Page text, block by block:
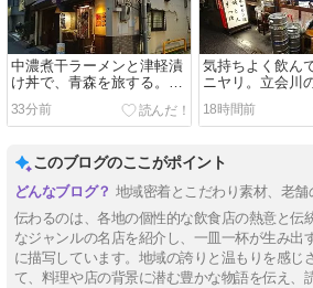
中濃煮干ラーメンと津軽漬
け丼で、青森を旅する。神
保町『鉢銀』
33分前
気持ちよく飲ん
ニヤリ。立会川
『もつ焼 信』
18時間前
このブログのここがポイント
地域密着とこだわり素材、老舗
伝わるのは、各地の個性的な飲食店の熱意と伝
なジャンルの名店を紹介し、一皿一杯が生み出
に描写しています。地域の誇りと温もりを感じ
て、料理や店の背景に潜む豊かな物語を伝え、